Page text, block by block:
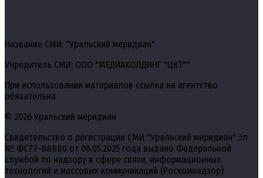
Название СМИ: "Уральский меридиан"
Учредитель СМИ: ООО "МЕДИАХОЛДИНГ "ЦКТ""
При использовании материалов ссылка на агентство
обязательна
© 2026 Уральский меридиан
Свидетельство о регистрации СМИ "Уральский меридиан" Эл
№ ФС77-88880 от 06.05.2025 года выдано Федеральной
службой по надзору в сфере связи, информационных
технологий и массовых коммуникаций (Роскомнадзор)